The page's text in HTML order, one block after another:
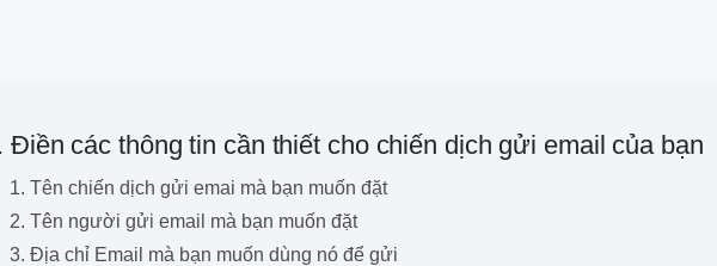
Điền các thông tin cần thiết cho chiến dịch gửi email của bạn
Tên chiến dịch gửi emai mà bạn muốn đặt
Tên người gửi email mà bạn muốn đặt
Địa chỉ Email mà bạn muốn dùng nó để gửi